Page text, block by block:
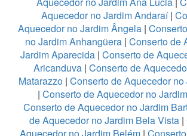
Aquecedor no Jardim Andaraí|
Aquecedor no Jardim Ângela |
no Jardim Anhangüera| Conserto de
Jardim Aparecida | Conserto de
Aricanduva | Conserto de
Matarazzo| Conserto de Aquecedor
| Conserto de Aquecedor no
Conserto de Aquecedor no Jardim
de Aquecedor no Jardim Bela Vista |